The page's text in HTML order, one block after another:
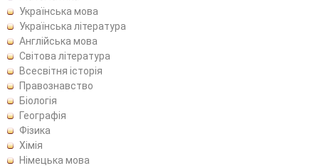
Українська мова
Українська література
Англійська мова
Світова література
Всесвітня історія
Правознавство
Біологія
Географія
Фізика
Хімія
Німецька мова